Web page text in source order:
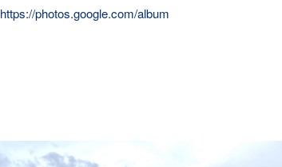
https://photos.google.com/album